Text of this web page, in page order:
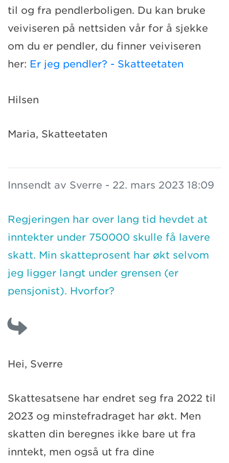
til og fra pendlerboligen. Du kan bruke
veiviseren på nettsiden vår for å sjekke
om du er pendler, du finner veiviseren
her: Er jeg pendler? - Skatteetaten
Hilsen
Maria, Skatteetaten
Innsendt av Sverre - 22. mars 2023 18:09
Regjeringen har over lang tid hevdet at
inntekter under 750000 skulle få lavere
skatt. Min skatteprosent har økt selvom
jeg ligger langt under grensen (er
pensjonist). Hvorfor?
Hei, Sverre
Skattesatsene har endret seg fra 2022 til
2023 og minstefradraget har økt. Men
skatten din beregnes ikke bare ut fra
inntekt, men også ut fra dine